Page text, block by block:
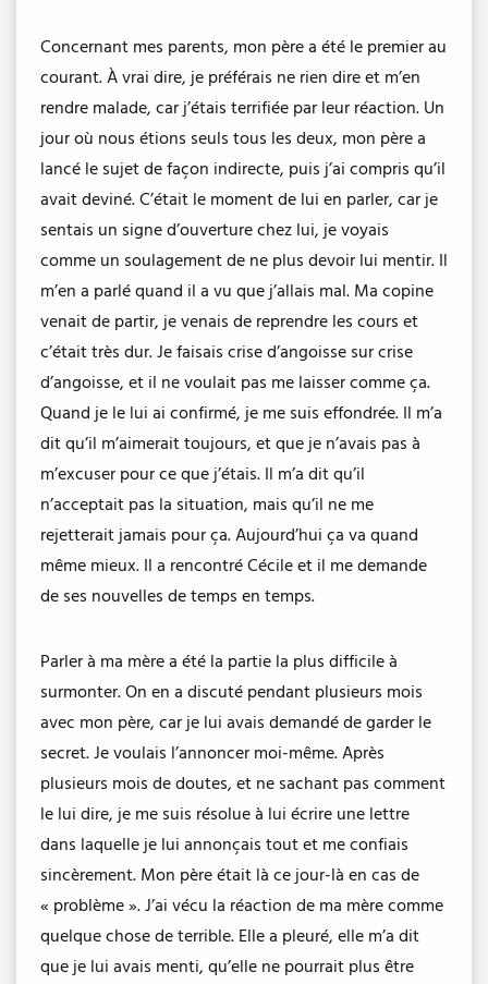
Concernant mes parents, mon père a été le premier au
courant. À vrai dire, je préférais ne rien dire et m’en
rendre malade, car j’étais terrifiée par leur réaction. Un
jour où nous étions seuls tous les deux, mon père a
lancé le sujet de façon indirecte, puis j’ai compris qu’il
avait deviné. C’était le moment de lui en parler, car je
sentais un signe d’ouverture chez lui, je voyais
comme un soulagement de ne plus devoir lui mentir. Il
m’en a parlé quand il a vu que j’allais mal. Ma copine
venait de partir, je venais de reprendre les cours et
c’était très dur. Je faisais crise d’angoisse sur crise
d’angoisse, et il ne voulait pas me laisser comme ça.
Quand je le lui ai confirmé, je me suis effondrée. Il m’a
dit qu’il m’aimerait toujours, et que je n’avais pas à
m’excuser pour ce que j’étais. Il m’a dit qu’il
n’acceptait pas la situation, mais qu’il ne me
rejetterait jamais pour ça. Aujourd’hui ça va quand
même mieux. Il a rencontré Cécile et il me demande
de ses nouvelles de temps en temps.
Parler à ma mère a été la partie la plus difficile à
surmonter. On en a discuté pendant plusieurs mois
avec mon père, car je lui avais demandé de garder le
secret. Je voulais l’annoncer moi-même. Après
plusieurs mois de doutes, et ne sachant pas comment
le lui dire, je me suis résolue à lui écrire une lettre
dans laquelle je lui annonçais tout et me confiais
sincèrement. Mon père était là ce jour-là en cas de
« problème ». J’ai vécu la réaction de ma mère comme
quelque chose de terrible. Elle a pleuré, elle m’a dit
que je lui avais menti, qu’elle ne pourrait plus être